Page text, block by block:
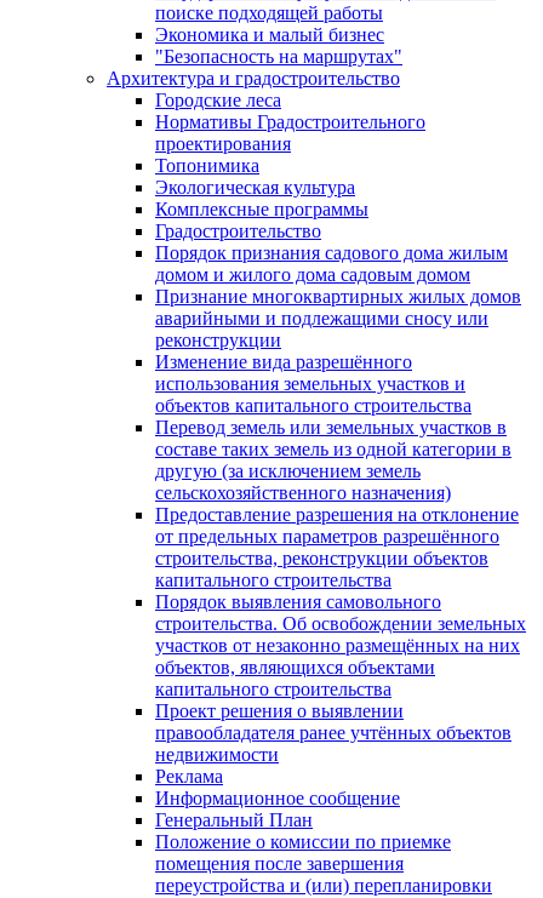
поиске подходящей работы
Экономика и малый бизнес
"Безопасность на маршрутах"
Архитектура и градостроительство
Городские леса
Нормативы Градостроительного
проектирования
Топонимика
Экологическая культура
Комплексные программы
Градостроительство
Порядок признания садового дома жилым
домом и жилого дома садовым домом
Признание многоквартирных жилых домов
аварийными и подлежащими сносу или
реконструкции
Изменение вида разрешённого
использования земельных участков и
объектов капитального строительства
Перевод земель или земельных участков в
составе таких земель из одной категории в
другую (за исключением земель
сельскохозяйственного назначения)
Предоставление разрешения на отклонение
от предельных параметров разрешённого
строительства, реконструкции объектов
капитального строительства
Порядок выявления самовольного
строительства. Об освобождении земельных
участков от незаконно размещённых на них
объектов, являющихся объектами
капитального строительства
Проект решения о выявлении
правообладателя ранее учтённых объектов
недвижимости
Реклама
Информационное сообщение
Генеральный План
Положение о комиссии по приемке
помещения после завершения
переустройства и (или) перепланировки